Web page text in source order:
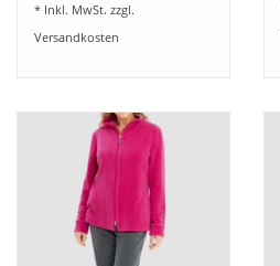
* Inkl. MwSt. zzgl.
Versandkosten